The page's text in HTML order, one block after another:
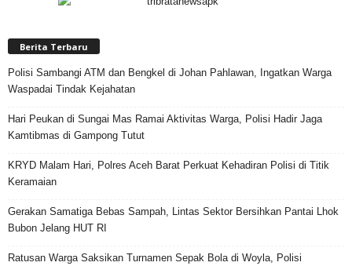
Berita Terbaru
Polisi Sambangi ATM dan Bengkel di Johan Pahlawan, Ingatkan Warga
Waspadai Tindak Kejahatan
Hari Peukan di Sungai Mas Ramai Aktivitas Warga, Polisi Hadir Jaga
Kamtibmas di Gampong Tutut
KRYD Malam Hari, Polres Aceh Barat Perkuat Kehadiran Polisi di Titik
Keramaian
Gerakan Samatiga Bebas Sampah, Lintas Sektor Bersihkan Pantai Lhok
Bubon Jelang HUT RI
Ratusan Warga Saksikan Turnamen Sepak Bola di Woyla, Polisi